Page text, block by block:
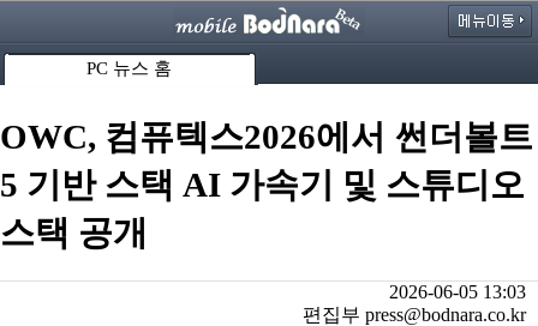
PC 뉴스 홈
OWC, 컴퓨텍스2026에서 썬더볼트
5 기반 스택 AI 가속기 및 스튜디오
스택 공개
2026-06-05 13:03
편집부 press@bodnara.co.kr